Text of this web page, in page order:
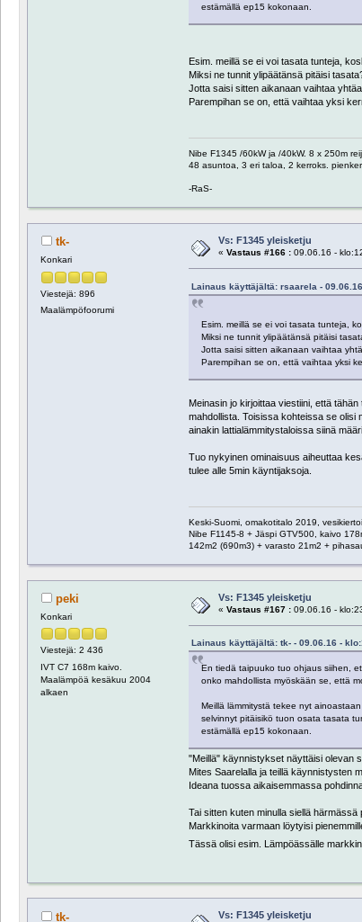
estämällä ep15 kokonaan.
Esim. meillä se ei voi tasata tunteja,
Miksi ne tunnit ylipäätänsä pitäisi
Jotta saisi sitten aikanaan vaihtaa
Parempihan se on, että vaihtaa yksi
Nibe F1345 /60kW ja /40kW. 8 x 250m
48 asuntoa, 3 eri taloa, 2 kerroks.
-RaS-
tk-
Konkari
Viestejä: 896
Maalämpöfoorumi
Vs: F1345 yleisketju
« Vastaus #166 :09.06.16 -
Lainaus käyttäjältä: rsaarela -
Esim. meillä se ei voi tasata tunteja,
Miksi ne tunnit ylipäätänsä pitäisi
Jotta saisi sitten aikanaan vaihtaa
Parempihan se on, että vaihtaa yksi
Meinasin jo kirjoittaa viestiini, että
mahdollista. Toisissa kohteissa se olisi
ainakin lattialämmitystaloissa siinä
Tuo nykyinen ominaisuus aiheuttaa
tulee alle 5min käyntijaksoja.
Keski-Suomi, omakotitalo 2019,
Nibe F1145-8 + Jäspi GTV500, kaivo
142m2 (690m3) + varasto 21m2 +
peki
Konkari
Viestejä: 2 436
IVT C7 168m kaivo.
Maalämpöä kesäkuu 2004
alkaen
Vs: F1345 yleisketju
« Vastaus #167 :09.06.16 -
Lainaus käyttäjältä: tk- - 09.06.16 -
En tiedä taipuuko tuo ohjaus siihen,
onko mahdollista myöskään se, että
Meillä lämmitystä tekee nyt
selvinnyt pitäisikö tuon osata tasata
estämällä ep15 kokonaan.
"Meillä" käynnistykset näyttäisi olevan
Mites Saarelalla ja teillä käynnistysten
Ideana tuossa aikaisemmassa
Tai sitten kuten minulla siellä
Markkinoita varmaan löytyisi
Tässä olisi esim. Lämpöässälle
tk- Vs: F1345 yleisketju